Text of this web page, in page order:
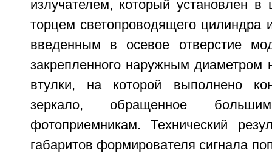
излучателем, который установлен
торцем светопроводящего цилиндра
введенным в осевое отверстие
закрепленного наружным диаметром
втулки, на которой выполнено
зеркало, обращенное
фотоприемникам. Технический
габаритов формирователя сигнала